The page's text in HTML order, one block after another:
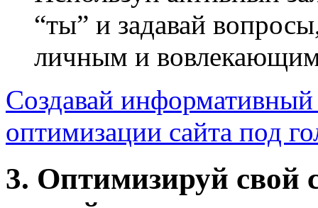
“ты” и задавай
личным и
Создавай
оптимизации сайта под
3. Оптимизируй свой